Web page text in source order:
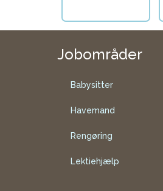
Jobområder
Babysitter
Havemand
Rengøring
Lektiehjælp